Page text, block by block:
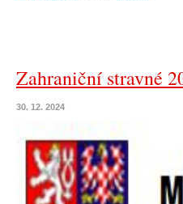
Zahraniční stravné
30. 12. 2024